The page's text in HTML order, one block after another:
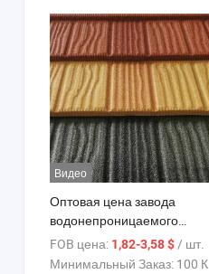
Видео
Оптовая цена завода
водонепроницаемого
кровельного материала
0.28- 0.4mm Каменная
FOB цена: 1,82-3,58 $/ шт.
Минимальный Заказ: 100 Куски